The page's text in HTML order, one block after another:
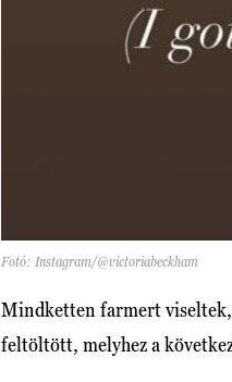
Fotó: Instagram/@victoriabeckham
Mindketten farmert viseltek,
feltöltött, melyhez a